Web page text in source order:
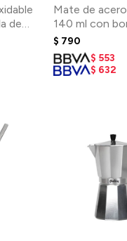
de
Mate de
140 ml con
regalo - Blanco
$ 790
$ 553
$ 632